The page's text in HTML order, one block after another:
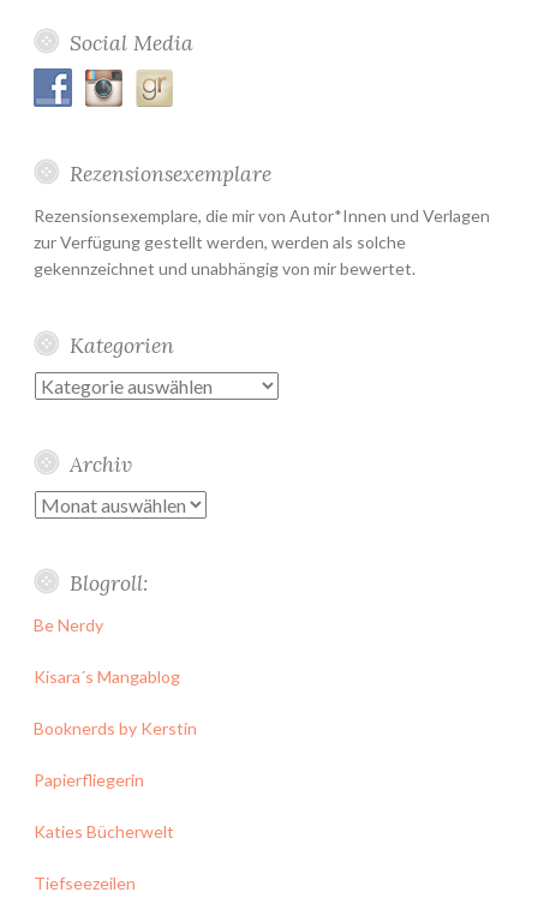
Social Media
Rezensionsexemplare
Rezensionsexemplare, die mir von Autor*Innen und Verlagen
zur Verfügung gestellt werden, werden als solche
gekennzeichnet und unabhängig von mir bewertet.
Kategorien
Kategorien
Archiv
Archiv
Blogroll:
Be Nerdy
Kisara´s Mangablog
Booknerds by Kerstin
Papierfliegerin
Katies Bücherwelt
Tiefseezeilen